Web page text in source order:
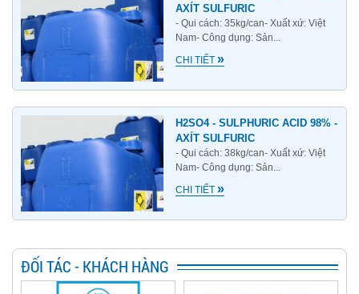
AXÍT SULFURIC
- Qui cách: 35kg/can- Xuất xứ: Việt
Nam- Công dụng: Sản...
CHI TIẾT»
H2SO4 - SULPHURIC ACID 98% -
AXÍT SULFURIC
- Qui cách: 38kg/can- Xuất xứ: Việt
Nam- Công dụng: Sản...
CHI TIẾT»
ĐỐI TÁC - KHÁCH HÀNG